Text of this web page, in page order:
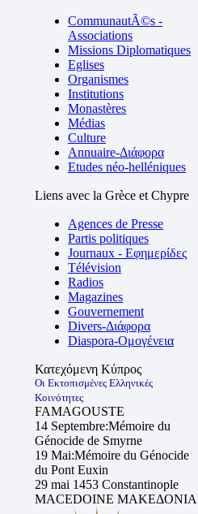
CommunautÃ©s -
Associations
Missions Diplomatiques
Eglises
Organismes
Institutions
Monastères
Médias
Culture
Annuaire-Διάφορα
Etudes néo-helléniques
Liens avec la Grèce et Chypre
Agences de Presse
Partis politiques
Journaux - Εφημερίδες
Télévision
Radios
Magazines
Gouvernement
Divers-Διάφορα
Diaspora-Ομογένεια
Κατεχόμενη Κύπρος
Οι Εκτοπισμένες Ελληνικές
Κοινότητες
FAMAGOUSTE
14 Septembre:Mémoire du
Génocide de Smyrne
19 Mai:Mémoire du Génocide
du Pont Euxin
29 mai 1453 Constantinople
MACEDOINE ΜΑΚΕΔΟΝΙΑ